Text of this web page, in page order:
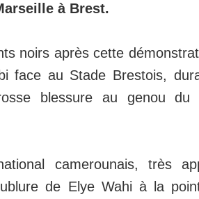
à Brest.
noirs après cette
face au Stade Brestois,
blessure au genou du
camerounais, très
de Elye Wahi à la